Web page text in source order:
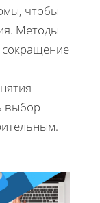
чтобы
Методы
выбор